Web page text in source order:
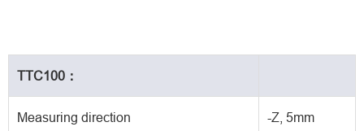
TTC100：
Measuring direction -Z, 5mm